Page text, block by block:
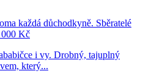
každá důchodkyně. Sběratelé
Kč
i vy. Drobný, tajuplný
který...